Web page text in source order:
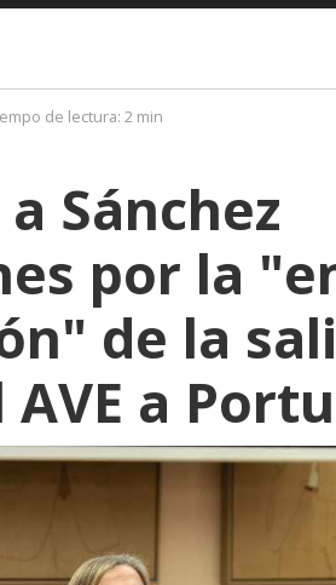
de lectura: 2 min
Sánchez
por la
de la
a